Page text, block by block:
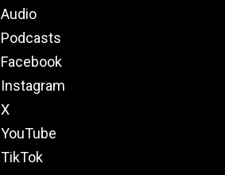
Audio
Podcasts
Facebook
Instagram
X
YouTube
TikTok